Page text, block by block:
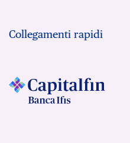
Collegamenti rapidi